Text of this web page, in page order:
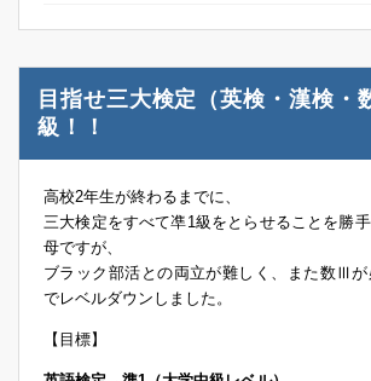
目指せ三大検定（英検・漢検・
級！！
高校2年生が終わるまでに、
三大検定をすべて凖1級をとらせることを勝
母ですが、
ブラック部活との両立が難しく、また数Ⅲ
でレベルダウンしました。
【目標】